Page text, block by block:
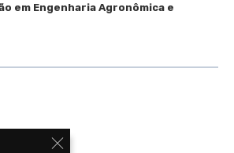
em Engenharia Agronômica e